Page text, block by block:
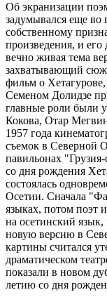
Об экранизации
задумывался еще
собственному
произведения, и его
вечно живая тема
захватывающий
фильм о
Семеном Долидзе
главные роли были
Кокова, Отар
1957 года
съемок в Северной
павильонах
со дня рождения
состоялась
Осетии. Сначала
языках, потом поэт
на осетинский язык,
новую версию в
картины считался
драматическом
показали в новом
летию со дня